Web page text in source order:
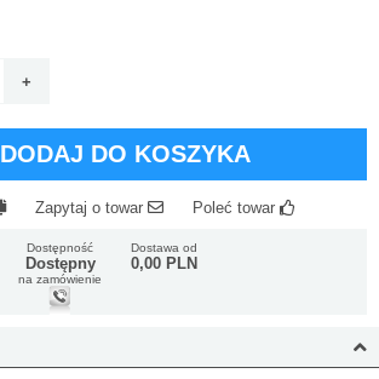
DODAJ DO KOSZYKA
Zapytaj o towar Poleć towar
Dostępność
Dostępny
na zamówienie
Dostawa od
0,00 PLN